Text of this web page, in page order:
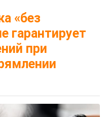
«без
гарантирует
при